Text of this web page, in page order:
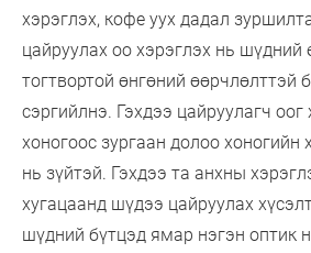
хэрэглэх, кофе уух дадал
цайруулах оо хэрэглэх нь шүдний
тогтвортой өнгөний өөрчлөлттэй
сэргийлнэ. Гэхдээ цайруулагч оог
хоногоос зургаан долоо хоногийн
нь зүйтэй. Гэхдээ та анхны
хугацаанд шүдээ цайруулах
шүдний бүтцэд ямар нэгэн оптик